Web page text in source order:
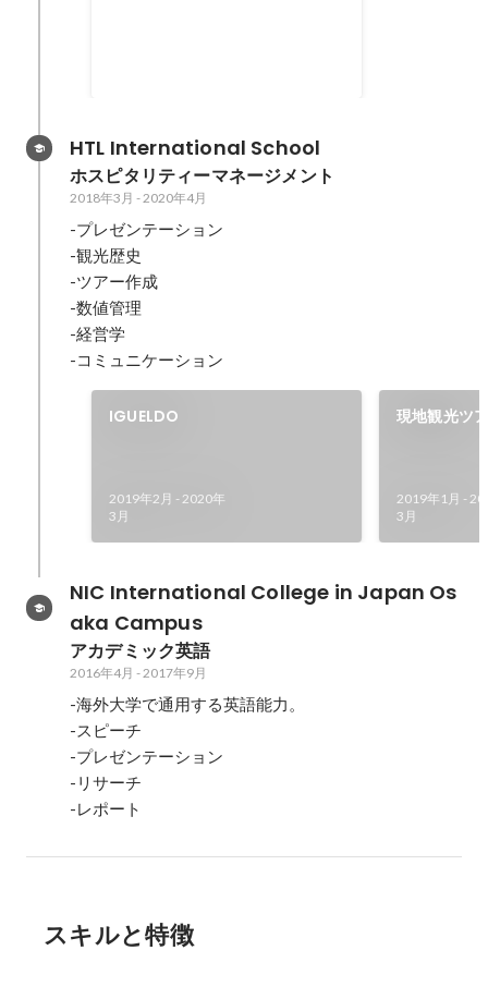
HTL International School
ホスピタリティーマネージメント
2018年3月 -2020年4月
-プレゼンテーション
-観光歴史
-ツアー作成
-数値管理
-経営学
IGUELDO
2019年2月 -2020年
3月
現地観光ツ
2019年1月 -
3月
NIC International College in Japan Os
aka Campus
アカデミック英語
2016年4月 -2017年9月
-海外大学で通用する英語能力。
-スピーチ
-プレゼンテーション
-リサーチ
スキルと特徴